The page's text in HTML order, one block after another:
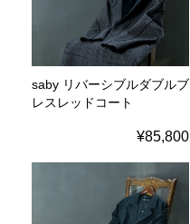
saby リバーシブルダブルブ
レスレッドコート
¥85,800